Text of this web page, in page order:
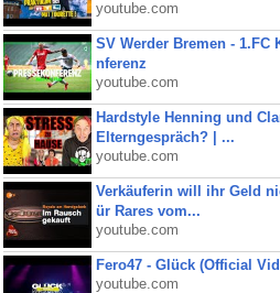
youtube.com
SV Werder Bremen - 1.FC
nferenz
youtube.com
Hardstyle Henning und
Elterngespräch? | ...
youtube.com
Verkäuferin will ihr Geld
ür Rares vom...
youtube.com
Fero47 - Glück (Official
youtube.com